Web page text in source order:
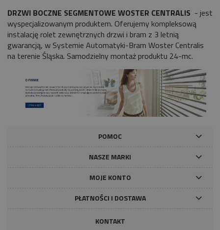
DRZWI BOCZNE SEGMENTOWE WOSTER CENTRALIS - jest
wyspecjalizowanym produktem. Oferujemy kompleksową
instalację rolet zewnętrznych drzwi i bram z 3 letnią
gwarancją, w Systemie Automatyki-Bram Woster Centralis
na terenie Śląska. Samodzielny montaż produktu 24-mc.
POMOC
NASZE MARKI
MOJE KONTO
PŁATNOŚCI I DOSTAWA
KONTAKT